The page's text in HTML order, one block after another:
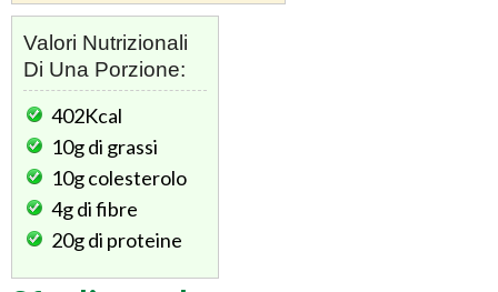
Valori Nutrizionali
Di Una Porzione:
402Kcal
10gdi grassi
10gcolesterolo
4gdi fibre
20gdi proteine